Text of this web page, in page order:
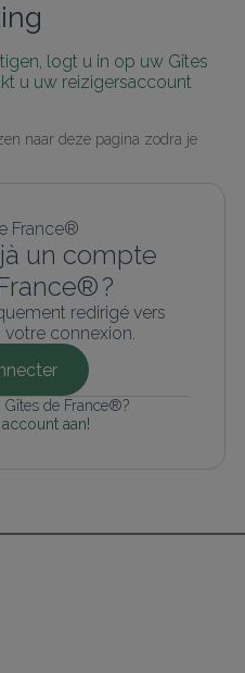
logt u in op uw Gîtes
u uw reizigersaccount
naar deze pagina zodra je
un compte
?
redirigé vers
connexion.
Gîtes de France®?
aan!